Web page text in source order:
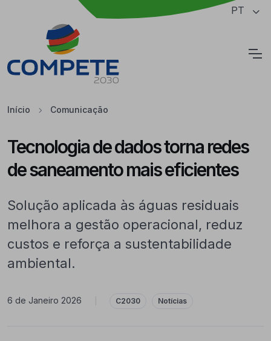
Saltar para o conteúdo principal da página PT
Início Comunicação
Tecnologia de dados torna redes
de saneamento mais eficientes
Solução aplicada às águas residuais
melhora a gestão operacional, reduz
custos e reforça a sustentabilidade
ambiental.
6 de Janeiro 2026 C2030 Notícias